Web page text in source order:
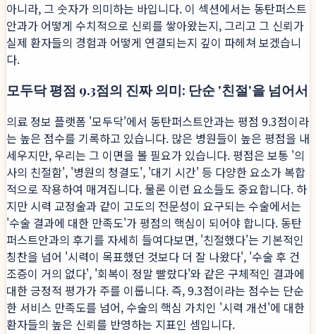
아니라, 그 숫자가 의미하는 바입니다. 이 섹션에서는 동탄퍼스트
안과가 어떻게 수치적으로 신뢰를 쌓아왔는지, 그리고 그 신뢰가
실제 환자들의 경험과 어떻게 연결되는지 깊이 파헤쳐 보겠습니
다.
모두닥 평점 9.3점의 진짜 의미: 단순 '친절'을 넘어서
의료 정보 플랫폼 '모두닥'에서 동탄퍼스트안과는 평점 9.3점이라
는 높은 점수를 기록하고 있습니다. 많은 병원들이 높은 평점을 내
세우지만, 우리는 그 이면을 볼 필요가 있습니다. 평점은 보통 '의
사의 친절함', '병원의 청결도', '대기 시간' 등 다양한 요소가 복합
적으로 작용하여 매겨집니다. 물론 이런 요소들도 중요합니다. 하
지만 시력 교정술과 같이 고도의 전문성이 요구되는 수술에서는
'수술 결과에 대한 만족도'가 평점의 핵심이 되어야 합니다. 동탄
퍼스트안과의 후기를 자세히 들여다보면, '친절했다'는 기본적인
칭찬을 넘어 '시력이 목표했던 것보다 더 잘 나왔다', '수술 후 건
조증이 거의 없다', '회복이 정말 빨랐다'와 같은 구체적인 결과에
대한 긍정적 평가가 주를 이룹니다. 즉, 9.3점이라는 점수는 단순
한 서비스 만족도를 넘어, 수술의 핵심 가치인 '시력 개선'에 대한
환자들의 높은 신뢰를 반영하는 지표인 셈입니다.